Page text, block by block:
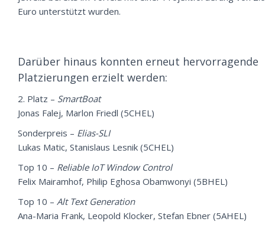
Euro unterstützt wurden.
Darüber hinaus konnten erneut hervorragende
Platzierungen erzielt werden:
2. Platz – SmartBoat
Jonas Falej, Marlon Friedl (5CHEL)
Sonderpreis – Elias-SLI
Lukas Matic, Stanislaus Lesnik (5CHEL)
Top 10 – Reliable IoT Window Control
Felix Mairamhof, Philip Eghosa Obamwonyi (5BHEL)
Top 10 – Alt Text Generation
Ana-Maria Frank, Leopold Klocker, Stefan Ebner (5AHEL)